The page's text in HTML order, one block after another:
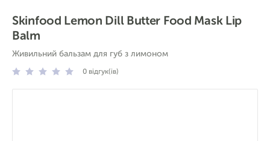
Skinfood Lemon Dill Butter Food Mask Lip
Balm
Живильний бальзам для губ з лимоном
0 відгук(ів)